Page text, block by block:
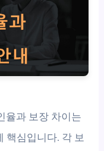
율과 보장 차이는
핵심입니다. 각 보